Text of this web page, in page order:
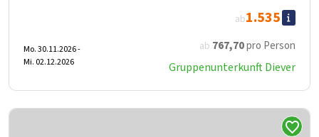
ab 767,70pro Person
ab1.535
Mo. 30.11.2026 -
Mi. 02.12.2026
Gruppenunterkunft Diever